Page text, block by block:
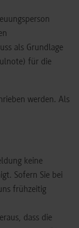
als Grundlage
für die
werden. Als
keine
Sofern Sie bei
frühzeitig
dass die